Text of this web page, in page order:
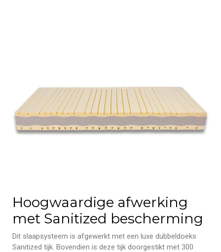
Hoogwaardige afwerking
met Sanitized bescherming
Dit slaapsysteem is afgewerkt met een luxe dubbeldoeks
Sanitized tijk. Bovendien is deze tijk doorgestikt met 300